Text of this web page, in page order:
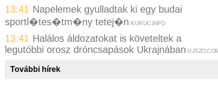
13:41 Napelemek gyulladtak ki egy budai
sportl�tes�tm�ny tetej�n KURUC.INFO
13:41 Halálos áldozatokat is követeltek a
legutóbbi orosz dróncsapások Ukrajnában
További hírek